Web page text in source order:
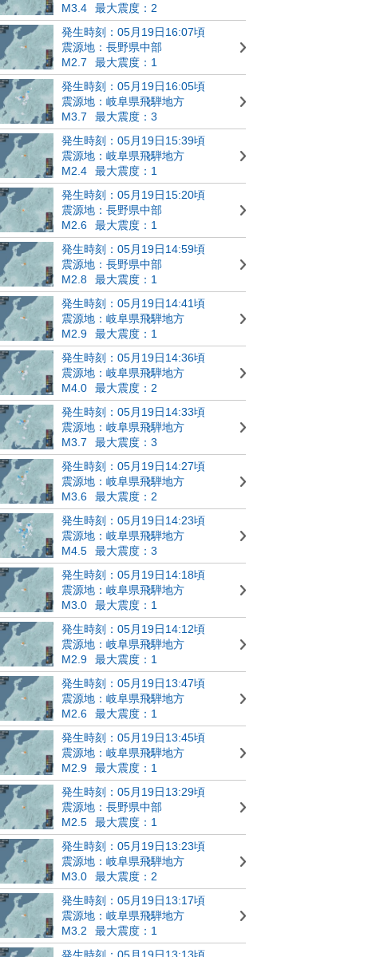
M3.4
最大震度：2
発生時刻：05月19日16:07頃
震源地：長野県中部
M2.7
最大震度：1
発生時刻：05月19日16:05頃
震源地：岐阜県飛騨地方
M3.7
最大震度：3
発生時刻：05月19日15:39頃
震源地：岐阜県飛騨地方
M2.4
最大震度：1
発生時刻：05月19日15:20頃
震源地：長野県中部
M2.6
最大震度：1
発生時刻：05月19日14:59頃
震源地：長野県中部
M2.8
最大震度：1
発生時刻：05月19日14:41頃
震源地：岐阜県飛騨地方
M2.9
最大震度：1
発生時刻：05月19日14:36頃
震源地：岐阜県飛騨地方
M4.0
最大震度：2
発生時刻：05月19日14:33頃
震源地：岐阜県飛騨地方
M3.7
最大震度：3
発生時刻：05月19日14:27頃
震源地：岐阜県飛騨地方
M3.6
最大震度：2
発生時刻：05月19日14:23頃
震源地：岐阜県飛騨地方
M4.5
最大震度：3
発生時刻：05月19日14:18頃
震源地：岐阜県飛騨地方
M3.0
最大震度：1
発生時刻：05月19日14:12頃
震源地：岐阜県飛騨地方
M2.9
最大震度：1
発生時刻：05月19日13:47頃
震源地：岐阜県飛騨地方
M2.6
最大震度：1
発生時刻：05月19日13:45頃
震源地：岐阜県飛騨地方
M2.9
最大震度：1
発生時刻：05月19日13:29頃
震源地：長野県中部
M2.5
最大震度：1
発生時刻：05月19日13:23頃
震源地：岐阜県飛騨地方
M3.0
最大震度：2
発生時刻：05月19日13:17頃
震源地：岐阜県飛騨地方
M3.2
最大震度：1
発生時刻：05月19日13:13頃